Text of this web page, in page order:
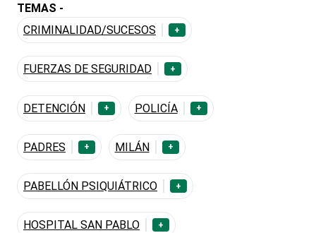
TEMAS -
CRIMINALIDAD/SUCESOS
+
FUERZAS DE SEGURIDAD +
DETENCIÓN + POLICÍA +
PADRES + MILÁN +
PABELLÓN PSIQUIÁTRICO +
HOSPITAL SAN PABLO +